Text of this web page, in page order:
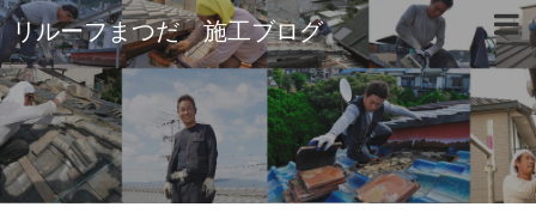
リルーフまつだ 施工ブログ